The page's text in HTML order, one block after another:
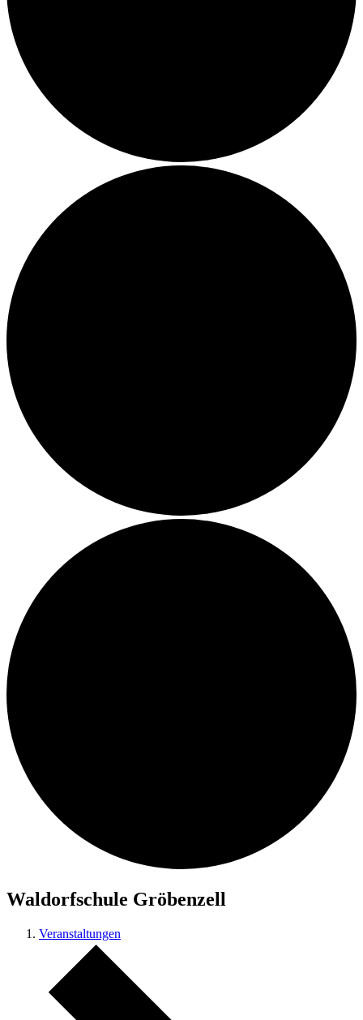
Waldorfschule Gröbenzell
Veranstaltungen